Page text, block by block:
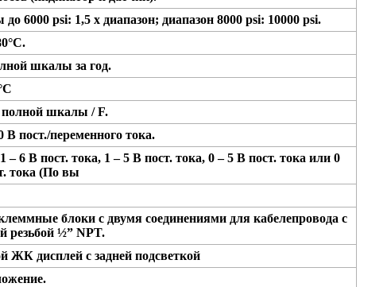
до 6000 psi: 1,5 х диапазон; диапазон 8000 psi: 10000 psi.
шкалы за год.
полной шкалы / F.
В пост./переменного тока.
– 6 В пост. тока, 1 – 5 В пост. тока, 0 – 5 В пост. тока или 0
тока (По вы
блоки с двумя соединениями для кабелепровода с
резьбой ½” NPT.
ЖК дисплей с задней подсветкой